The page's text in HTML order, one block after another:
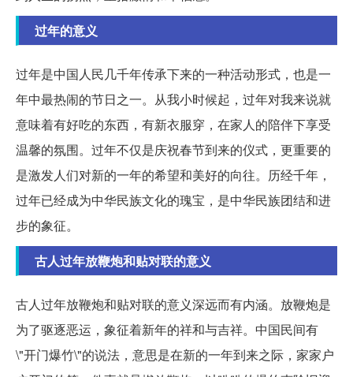
过年的意义
过年是中国人民几千年传承下来的一种活动形式，也是一
年中最热闹的节日之一。从我小时候起，过年对我来说就
意味着有好吃的东西，有新衣服穿，在家人的陪伴下享受
温馨的氛围。过年不仅是庆祝春节到来的仪式，更重要的
是激发人们对新的一年的希望和美好的向往。历经千年，
过年已经成为中华民族文化的瑰宝，是中华民族团结和进
步的象征。
古人过年放鞭炮和贴对联的意义
古人过年放鞭炮和贴对联的意义深远而有内涵。放鞭炮是
为了驱逐恶运，象征着新年的祥和与吉祥。中国民间有
\"开门爆竹\"的说法，意思是在新的一年到来之际，家家户